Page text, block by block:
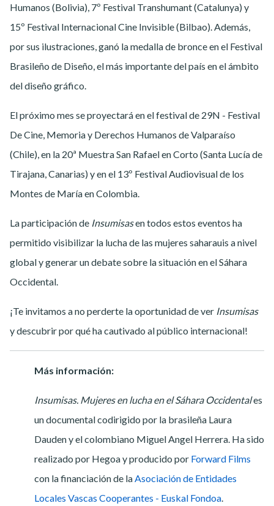
Humanos (Bolivia), 7º Festival Transhumant (Catalunya) y
15º Festival Internacional Cine Invisible (Bilbao). Además,
por sus ilustraciones, ganó la medalla de bronce en el Festival
Brasileño de Diseño, el más importante del país en el ámbito
del diseño gráfico.
El próximo mes se proyectará en el festival de 29N - Festival
De Cine, Memoria y Derechos Humanos de Valparaíso
(Chile), en la 20ª Muestra San Rafael en Corto (Santa Lucía de
Tirajana, Canarias) y en el 13º Festival Audiovisual de los
Montes de María en Colombia.
La participación de Insumisasen todos estos eventos ha
permitido visibilizar la lucha de las mujeres saharauis a nivel
global y generar un debate sobre la situación en el Sáhara
Occidental.
¡Te invitamos a no perderte la oportunidad de ver Insumisas
y descubrir por qué ha cautivado al público internacional!
Más información:
Insumisas. Mujeres en lucha en el Sáhara Occidentales
un documental codirigido por la brasileña Laura
Daudeny el colombiano Miguel Angel Herrera. Ha sido
realizado por Hegoa y producido por Forward Films
con la financiación de la Asociación de Entidades
Locales Vascas Cooperantes - Euskal Fondoa